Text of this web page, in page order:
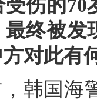
伤的
终被发
对此有
韩国海